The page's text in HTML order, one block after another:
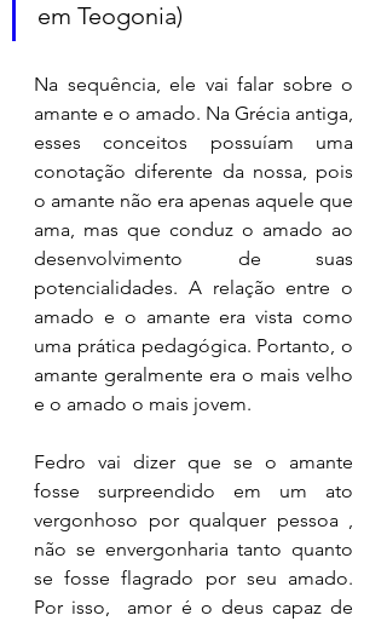
em Teogonia)
Na sequência, ele vai falar sobre o
amante e o amado. Na Grécia antiga,
esses conceitos possuíam uma
conotação diferente da nossa, pois
o amante não era apenas aquele que
ama, mas que conduz o amado ao
desenvolvimento de suas
potencialidades. A relação entre o
amado e o amante era vista como
uma prática pedagógica. Portanto, o
amante geralmente era o mais velho
e o amado o mais jovem.
Fedro vai dizer que se o amante
fosse surpreendido em um ato
vergonhoso por qualquer pessoa ,
não se envergonharia tanto quanto
se fosse flagrado por seu amado.
Por isso,  amor é o deus capaz de